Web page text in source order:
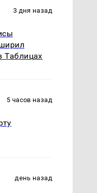
3 дня назад
Таблицах
5 часов назад
день назад